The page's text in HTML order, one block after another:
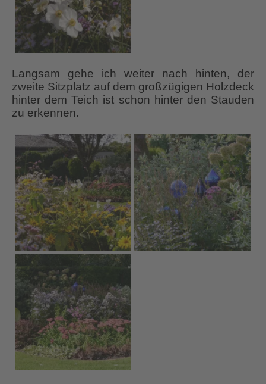
Langsam gehe ich weiter nach hinten, der
zweite Sitzplatz auf dem großzügigen Holzdeck
hinter dem Teich ist schon hinter den Stauden
zu erkennen.